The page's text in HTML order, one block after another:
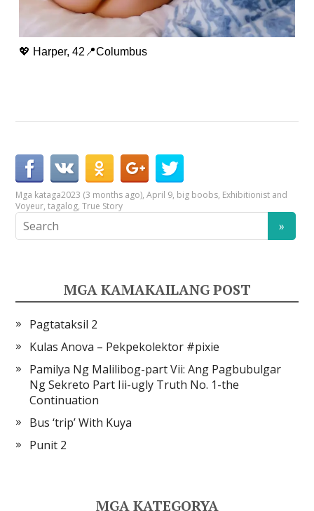
💖 Harper, 42📍Columbus
Mga kataga2023 (3 months ago),April 9, big boobs, Exhibitionist and
Voyeur,tagalog,True Story
MGA KAMAKAILANG POST
Pagtataksil 2
Kulas Anova – Pekpekolektor #pixie
Pamilya Ng Malilibog-part Vii: Ang Pagbubulgar
Ng Sekreto Part Iii-ugly Truth No. 1-the
Continuation
Bus ‘trip’ With Kuya
Punit 2
MGA KATEGORYA